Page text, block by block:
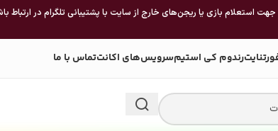
جهت استعلام بازی یا ریجن‌های خارج از سایت با پشتیبانی تلگرام در ارتباط
رندوم کی استیمسرویس‌های اکانتتماس با ما